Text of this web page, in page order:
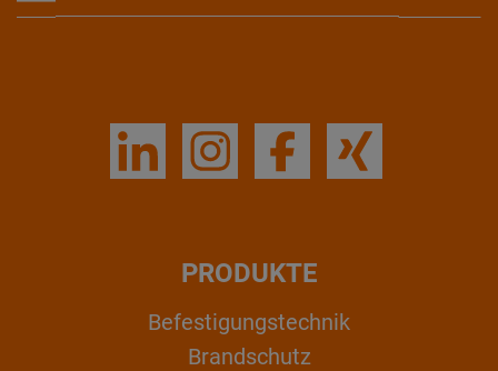
PRODUKTE
Befestigungstechnik
Brandschutz